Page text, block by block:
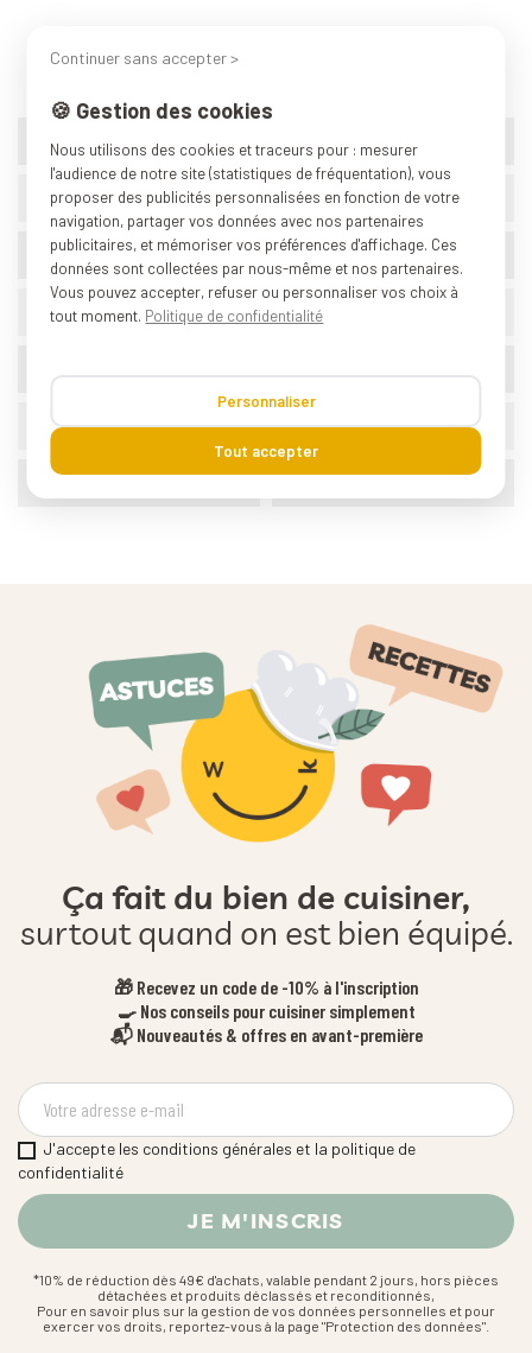
Marque
État Déclassé
Référence 508-509-D
Garantie 6 mois
PTFE Aucun
Poids (conditionnement) 2.950 kg
Ça fait du bien de cuisiner,
surtout quand on est bien équipé.
🎁 Recevez un code de -10% à l'inscription
🍳 Nos conseils pour cuisiner simplement
📬 Nouveautés & offres en avant-première
J'accepte les conditions générales et la politique de
confidentialité
*10% de réduction dès 49€ d'achats, valable pendant 2 jours, hors pièces
détachées et produits déclassés et reconditionnés,
Pour en savoir plus sur la gestion de vos données personnelles et pour
exercer vos droits, reportez-vous à la page "Protection des données".
Continuer sans accepter >
🍪 Gestion des cookies
Nous utilisons des cookies et traceurs pour : mesurer
l'audience de notre site (statistiques de fréquentation), vous
proposer des publicités personnalisées en fonction de votre
navigation, partager vos données avec nos partenaires
publicitaires, et mémoriser vos préférences d'affichage. Ces
données sont collectées par nous-même et nos partenaires.
Vous pouvez accepter, refuser ou personnaliser vos choix à
tout moment. Politique de confidentialité
Personnaliser
Tout accepter